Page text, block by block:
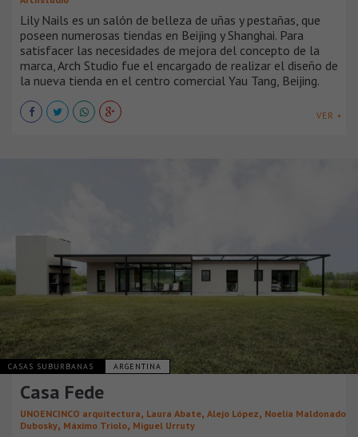
Lily Nails es un salón de belleza de uñas y pestañas, que
poseen numerosas tiendas en Beijing y Shanghai. Para
satisfacer las necesidades de mejora del concepto de la
marca, Arch Studio fue el encargado de realizar el diseño de
la nueva tienda en el centro comercial Yau Tang, Beijing.
VER +
CASAS SUBURBANAS ARGENTINA
Casa Fede
UNOENCINCO arquitectura, Laura Abate, Alejo López, Noelia Maldonado
Dubosky, Máximo Triolo, Miguel Urruty